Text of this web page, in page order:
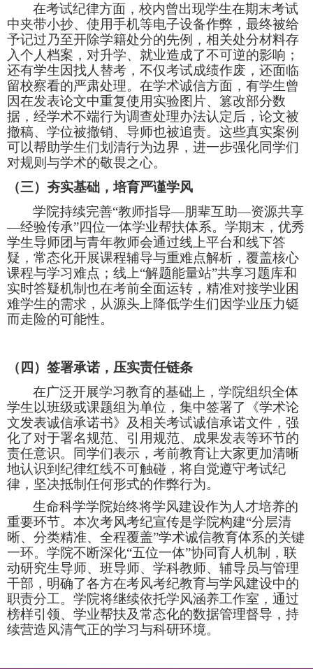
在考试纪律方面，校内曾出现学生在期末考试
中夹带小抄、使用手机等电子设备作弊，最终被给
予记过乃至开除学籍处分的先例，相关处分材料存
入个人档案，对升学、就业造成了不可逆的影响；
还有学生因找人替考，不仅考试成绩作废，还面临
留校察看的严肃处理。在学术诚信方面， 有学生曾
因在发表论文中重复使用实验图片、篡改部分数
据，经学术不端行为调查处理办法认定后，论文被
撤稿、学位被撤销、导师也被追责。 这些真实案例
可以帮助学生们划清行为边界，进一步强化同学们
对规则与学术的敬畏之心。
（三）夯实基础，培育严谨学风
学院持续完善“教师指导—朋辈互助—资源共享
—经验传承”四位一体学业帮扶体系。学期末，优秀
学生导师团与青年教师会通过线上平台和线下答
疑，常态化开展课程辅导与重难点解析，覆盖核心
课程与学习难点；线上“解题能量站”共享习题库和
实时答疑机制也在考前全面运转，精准对接学业困
难学生的需求，从源头上降低学生们因学业压力铤
而走险的可能性。
（ 四 ）签署承诺，压实责任链条
在广泛开展学习教育的基础上，学院组织全体
学生以班级或课题组为单位，集中签署了《学术论
文发表诚信承诺书》及相关考试诚信承诺文件，强
化了对于署名规范、引用规范、成果发表等环节的
责任意识。同学们表示，考前教育让大家更加清晰
地认识到纪律红线不可触碰，将自觉遵守考试纪
律，坚决抵制任何形式的作弊行为。
生命科学学院始终将学风建设作为人才培养的
重要环节。本次考风考纪宣传是学院构建“分层清
晰、分类精准、全程覆盖”学术诚信教育体系的关键
一环。学院不断深化“五位一体”协同育人机制，联
动研究生导师、班导师、学科教师、辅导员与管理
干部，明确了各方在考风考纪教育与学风建设中的
职责分工。学院将继续依托学风涵养工作室，通过
榜样引领、学业帮扶及常态化的数据管理督导，持
续营造风清气正的学习与科研环境。